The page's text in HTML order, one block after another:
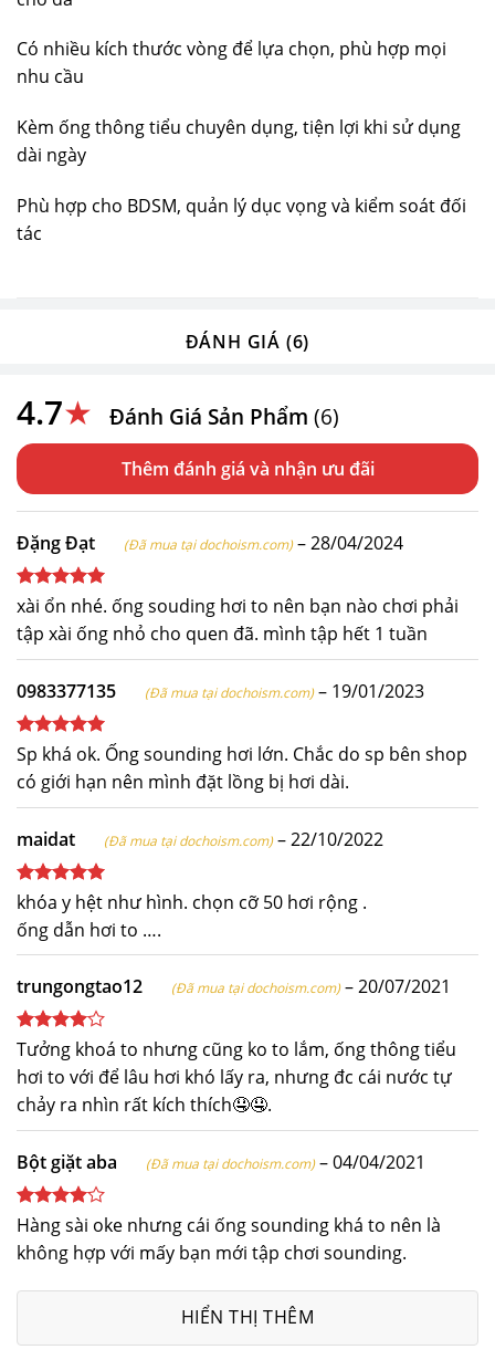
Có nhiều kích thước vòng để lựa chọn, phù hợp mọi
nhu cầu
Kèm ống thông tiểu chuyên dụng, tiện lợi khi sử dụng
dài ngày
Phù hợp cho BDSM, quản lý dục vọng và kiểm soát đối
tác
ĐÁNH GIÁ (6)
4.7★ Đánh Giá Sản Phẩm (6)
Thêm đánh giá
Đặng Đạt (Đã mua tại dochoism.com) –28/04/2024
Được xếp
sao
xài ổn nhé. ống souding hơi to nên bạn nào chơi phải
tập xài ống nhỏ cho quen đã. mình tập hết 1 tuần
0983377135 (Đã mua tại dochoism.com) – 19/01/2023
Được xếp
hạng
sao
Sp khá ok. Ống sounding hơi lớn. Chắc do sp bên shop
có giới hạn nên mình đặt lồng bị hơi dài.
maidat (Đã mua tại dochoism.com) –22/10/2022
Được xếp
5
sao
khóa y hệt như hình. chọn cỡ 50 hơi rộng .
ống dẫn hơi to ….
trungongtao12 (Đã mua tại dochoism.com) –20/07/2021
Được
xếp hạng
45 sao
Tưởng khoá to nhưng cũng ko to lắm, ống thông tiểu
hơi to với để lâu hơi khó lấy ra, nhưng đc cái nước tự
chảy ra nhìn rất kích thích🤤🤤.
Bột giặt aba (Đã mua tại dochoism.com) –04/04/2021
Được
xếp hạng
45 sao
Hàng sài oke nhưng cái ống sounding khá to nên là
không hợp với mấy bạn mới tập chơi sounding.
HIỂN THỊ THÊM